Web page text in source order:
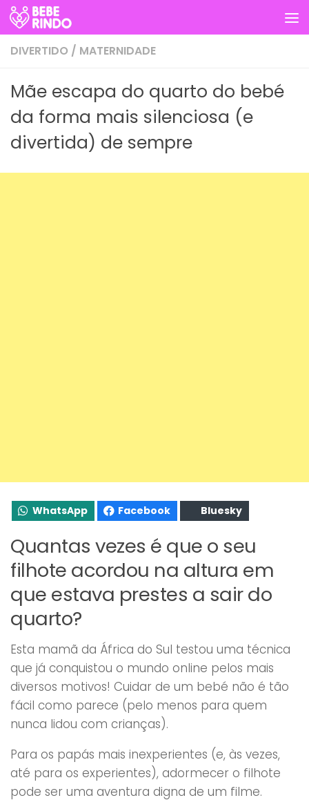
Skip to content
DIVERTIDO / MATERNIDADE
Mãe escapa do quarto do bebé
da forma mais silenciosa (e
divertida) de sempre
WhatsApp Facebook Bluesky
Quantas vezes é que o seu
filhote acordou na altura em
que estava prestes a sair do
quarto?
Esta mamã da África do Sul testou uma técnica
que já conquistou o mundo online pelos mais
diversos motivos! Cuidar de um bebé não é tão
fácil como parece (pelo menos para quem
nunca lidou com crianças).
Para os papás mais inexperientes (e, às vezes,
até para os experientes), adormecer o filhote
pode ser uma aventura digna de um filme.